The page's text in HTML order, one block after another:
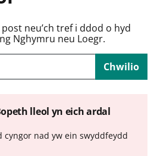
neu’ch tref i ddod o hyd
Nghymru neu Loegr.
Chwilio
lleol yn eich ardal
cyngor nad yw ein swyddfeydd